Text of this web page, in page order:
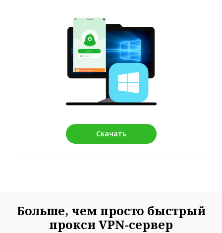
Скачать
Больше, чем просто быстрый
прокси VPN-сервер